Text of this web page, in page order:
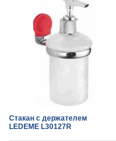
Стакан с держателем
LEDEME L30127R